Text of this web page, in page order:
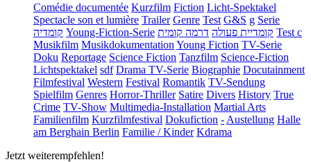
Comédie documentée Kurzfilm Fiction Licht-Spektakel
Spectacle son et lumière Trailer Genre Test G&S g Serie
קומדיה Young-Fiction-Serie קומדיית פעולה דרמה קומית
Test c
Musikfilm Musikdokumentation Young Fiction TV-Serie
Doku Reportage Science Fiction Tanzfilm Science-Fiction
Lichtspektakel sdf Drama TV-Serie Biographie Docutainment
Filmfestival Western Festival Romantik TV-Sendung
Spielfilm Genres Horror-Thriller Satire Divers History True
Crime TV-Show Multimedia-Installation Martial Arts
Familienfilm Kurzfilmfestival Dokufiction - Austellung Halle
am Berghain Berlin Familie / Kinder Kdrama
Jetzt weiterempfehlen!